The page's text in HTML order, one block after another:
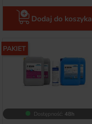
Dodaj do koszyka
Dostępność: 48h
PAKIET